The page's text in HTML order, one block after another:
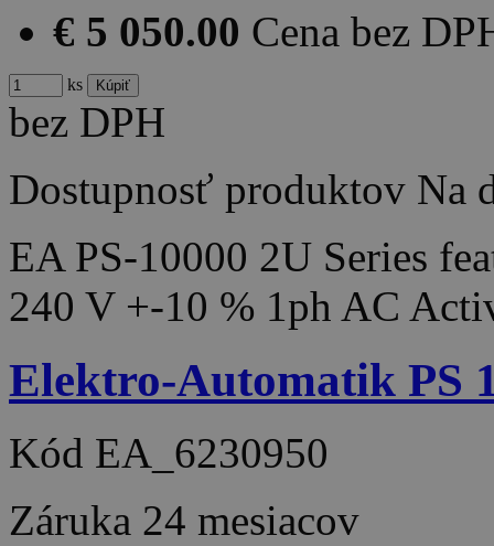
€ 5 050.00 Cena bez
ks
bez DPH
Dostupnosť produktov Na
EA PS-10000 2U Series
240 V +-10 % 1ph AC
Elektro-Automatik PS
Kód EA_6230950
Záruka 24 mesiacov